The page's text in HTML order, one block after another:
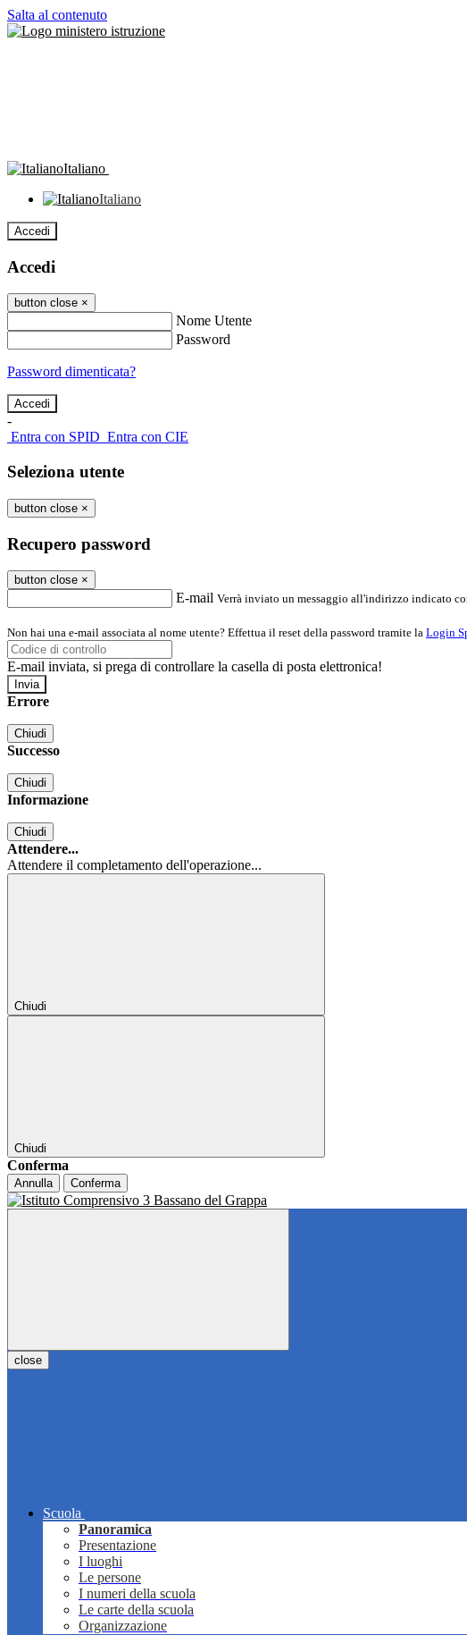
Salta al contenuto
Italiano
Italiano
Accedi
Accedi
button close ×
Nome Utente
Password
Password dimenticata?
-
Entra con SPID Entra con CIE
Seleziona utente
button close ×
Recupero password
button close ×
E-mail Verrà inviato un messaggio all'indirizzo indicato
Non hai una e-mail associata al nome utente? Effettua il reset della password tramite la Login
E-mail inviata, si prega di controllare la casella di posta elettronica!
Errore
Chiudi
Successo
Chiudi
Informazione
Chiudi
Attendere...
Attendere il completamento dell'operazione...
Chiudi
Chiudi
Conferma
Annulla Conferma
close
Scuola
Panoramica
Presentazione
I luoghi
Le persone
I numeri della scuola
Le carte della scuola
Organizzazione